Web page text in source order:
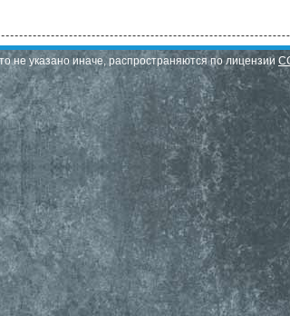
не указано иначе, распространяются по лицензии